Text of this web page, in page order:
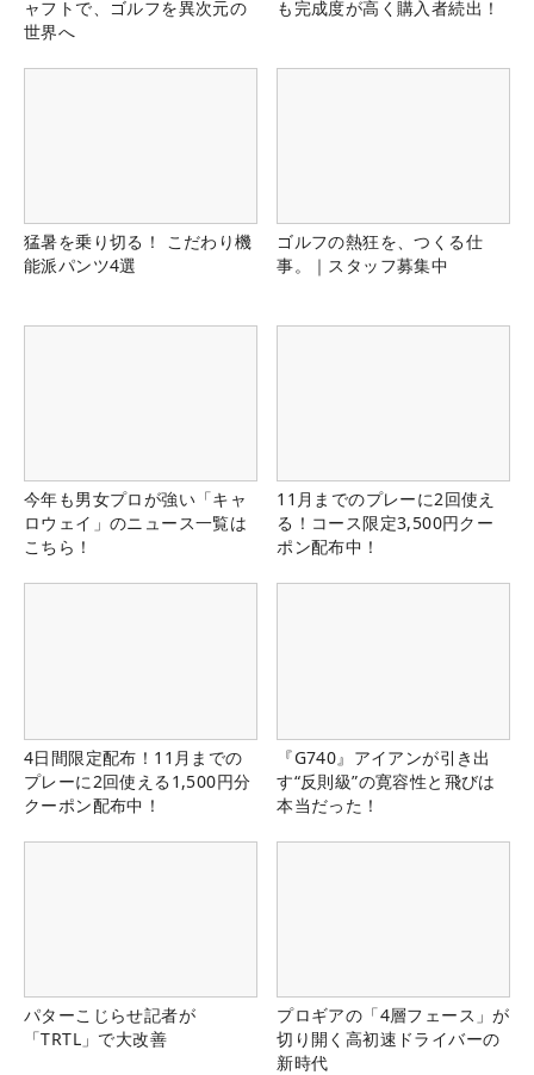
ャフトで、ゴルフを異次元の
世界へ
も完成度が高く購入者続出！
猛暑を乗り切る！ こだわり機
能派パンツ4選
ゴルフの熱狂を、つくる仕
事。｜スタッフ募集中
今年も男女プロが強い「キャ
ロウェイ」のニュース一覧は
こちら！
11月までのプレーに2回使え
る！コース限定3,500円クー
ポン配布中！
4日間限定配布！11月までの
プレーに2回使える1,500円分
クーポン配布中！
『G740』アイアンが引き出
す“反則級”の寛容性と飛びは
本当だった！
パターこじらせ記者が
「TRTL」で大改善
プロギアの「4層フェース」が
切り開く高初速ドライバーの
新時代